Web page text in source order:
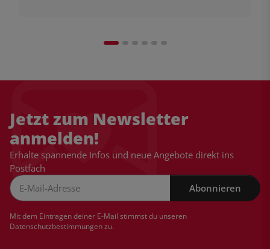
Jetzt zum Newsletter
anmelden!
Erhalte spannende Infos und neue Angebote direkt ins
Postfach
Abonnieren
Mit dem Eintragen deiner E-Mail stimmst du unseren
Datenschutzbestimmungenzu.